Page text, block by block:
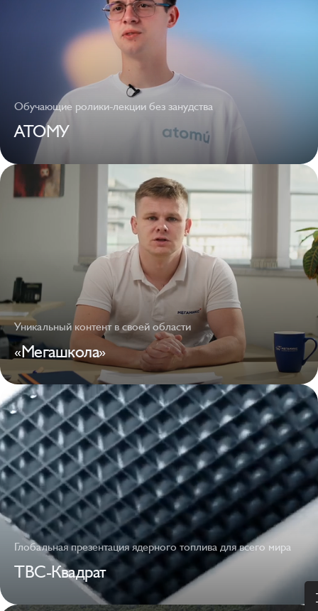
Обучающие ролики-лекции без занудства
АТОМУ
Уникальный контент в своей области
«Мегашкола»
Глобальная презентация ядерного топлива для всего мира
ТВС-Квадрат